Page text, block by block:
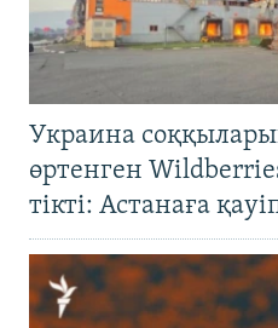
Украина
өртенген
тікті: Астанаға